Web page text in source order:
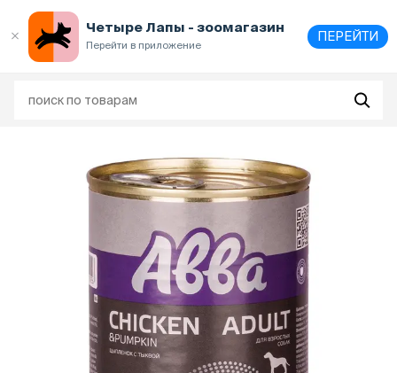
Четыре Лапы - зоомагазин
Перейти в приложение
ПЕРЕЙТИ